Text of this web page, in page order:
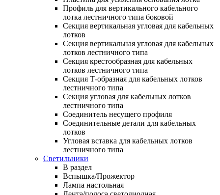
Профиль для вертикального кабельного
лотка лестничного типа боковой
Секция вертикальная угловая для кабельных
лотков
Секция вертикальная угловая для кабельных
лотков лестничного типа
Секция крестообразная для кабельных
лотков лестничного типа
Секция Т-образная для кабельных лотков
лестничного типа
Секция угловая для кабельных лотков
лестничного типа
Соединитель несущего профиля
Соединительные детали для кабельных
лотков
Угловая вставка для кабельных лотков
лестничного типа
Светильники
В раздел
Вспышка/Прожектор
Лампа настольная